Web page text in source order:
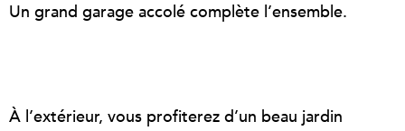
Un grand garage accolé complète l’ensemble.
À l’extérieur, vous profiterez d’un beau jardin